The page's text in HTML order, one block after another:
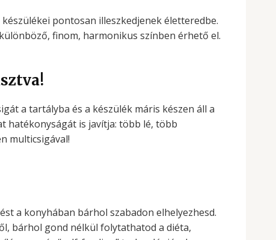
pontosan illeszkedjenek életteredbe.
finom, harmonikus színben érhető el.
a tartályba és a készülék máris készen áll a
hatékonyságát is javítja: több lé, több
multicsigával!
a konyhában bárhol szabadon elhelyezhesd.
bárhol gond nélkül folytathatod a diéta,